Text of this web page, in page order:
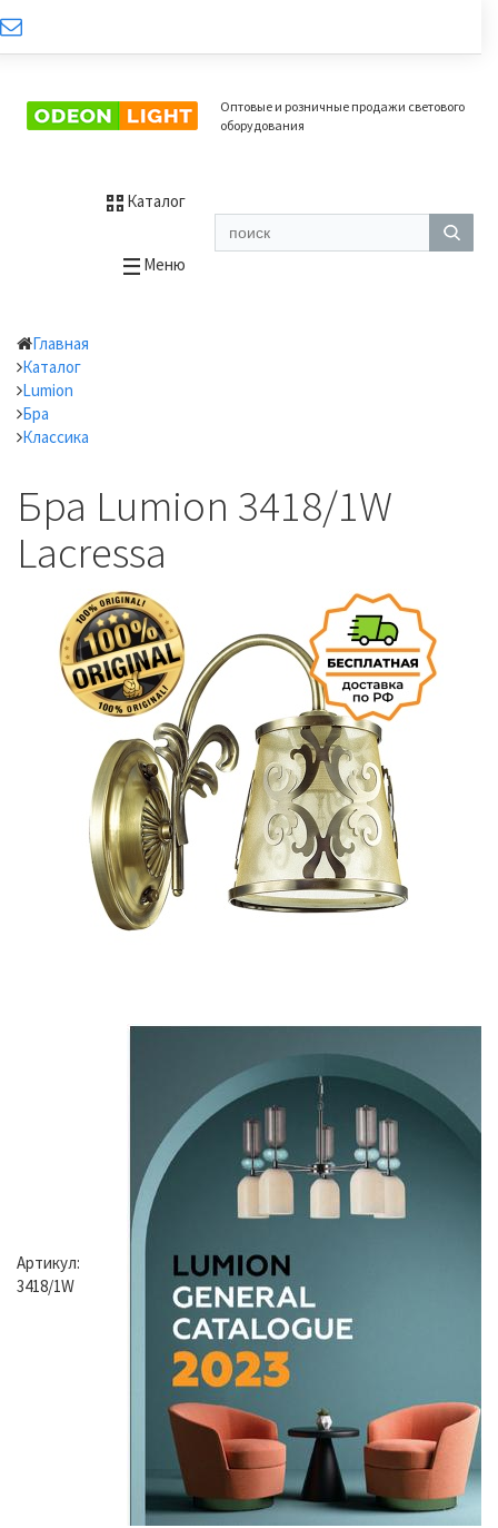
Оптовые и розничные продажи светового
оборудования
Каталог
Меню
Главная
Каталог
Lumion
Бра
Классика
Бра Lumion 3418/1W
Lacressa
Артикул:
3418/1W